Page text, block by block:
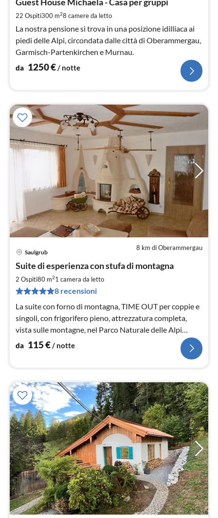
22 Ospiti300 m28 camere da letto
La nostra pensione si trova in una posizione idilliaca ai
piedi delle Alpi, circondata dalle città di Oberammergau,
Garmisch-Partenkirchen e Murnau.
da 1250€/ notte
8 km di Oberammergau
Saulgrub
Suite di esperienza con stufa di montagna
2 Ospiti80 m21 camera da letto
8 recensioni
La suite con forno di montagna, TIME OUT per coppie e
singoli, con frigorifero pieno, attrezzatura completa,
vista sulle montagne, nel Parco Naturale delle Alpi
dell'Ammergau.
da 115€/ notte